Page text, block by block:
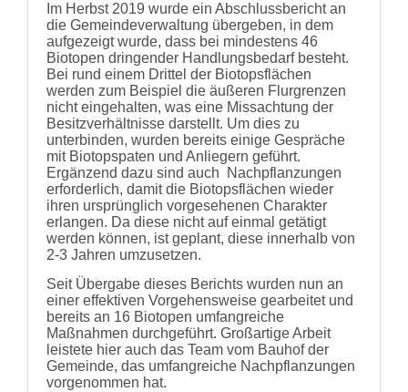
Im Herbst 2019 wurde ein Abschlussbericht an
die Gemeindeverwaltung übergeben, in dem
aufgezeigt wurde, dass bei mindestens 46
Biotopen dringender Handlungsbedarf besteht.
Bei rund einem Drittel der Biotopsflächen
werden zum Beispiel die äußeren Flurgrenzen
nicht eingehalten, was eine Missachtung der
Besitzverhältnisse darstellt. Um dies zu
unterbinden, wurden bereits einige Gespräche
mit Biotopspaten und Anliegern geführt.
Ergänzend dazu sind auch Nachpflanzungen
erforderlich, damit die Biotopsflächen wieder
ihren ursprünglich vorgesehenen Charakter
erlangen. Da diese nicht auf einmal getätigt
werden können, ist geplant, diese innerhalb von
2-3 Jahren umzusetzen.
Seit Übergabe dieses Berichts wurden nun an
einer effektiven Vorgehensweise gearbeitet und
bereits an 16 Biotopen umfangreiche
Maßnahmen durchgeführt. Großartige Arbeit
leistete hier auch das Team vom Bauhof der
Gemeinde, das umfangreiche Nachpflanzungen
vorgenommen hat.